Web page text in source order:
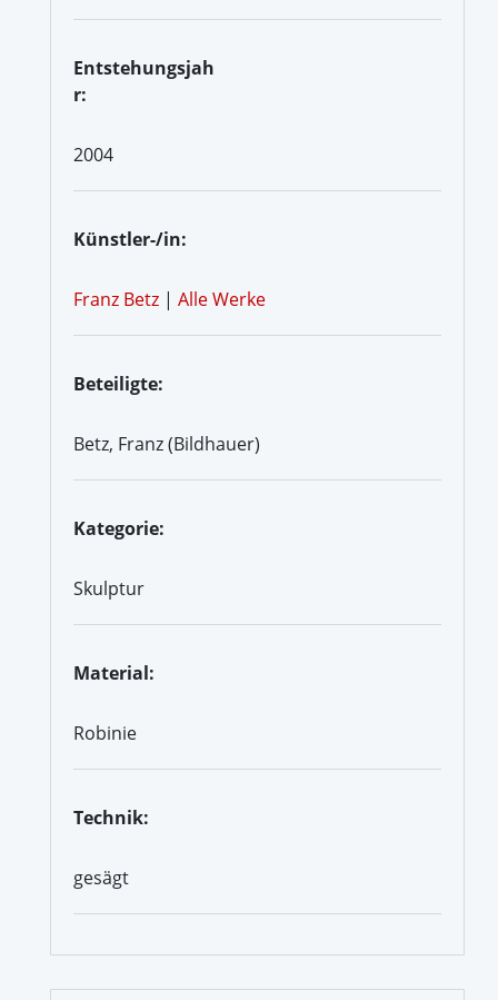
Entstehungsjah
r:
2004
Künstler-/in:
Franz Betz | Alle Werke
Beteiligte:
Betz, Franz (Bildhauer)
Kategorie:
Skulptur
Material:
Robinie
Technik:
gesägt